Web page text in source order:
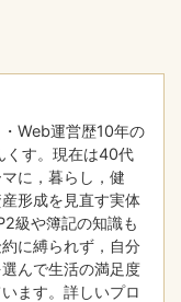
Web運営歴10年の
くす。現在は40代
に，暮らし，健
形成を見直す実体
級や簿記の知識も
に縛られず，自分
んで生活の満足度
ます。詳しいプロ